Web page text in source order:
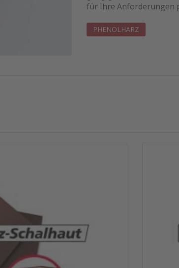
für Ihre Anforderungen
PHENOLHARZ